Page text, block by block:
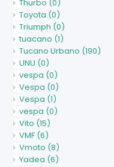
Thurbo (0)
Toyota (0)
Triumph (0)
tuacano (1)
Tucano Urbano (190)
UNU (0)
vespa (0)
Vespa (0)
Vespa (1)
vespa (0)
Vito (15)
VMF (6)
Vmoto (8)
Yadea (6)